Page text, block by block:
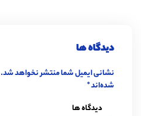
دیدگاه ها
نشانی ایمیل شما منتشر نخواهد شد.
شده‌اند*
دیدگاه ها